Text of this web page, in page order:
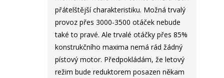
přátelštější charakteristiku. Možná trvalý
provoz přes 3000-3500 otáček nebude
také to pravé. Ale trvalé otáčky přes 85%
konstrukčního maxima nemá rád žádný
pístový motor. Předpokládám, že letový
režim bude reduktorem posazen někam